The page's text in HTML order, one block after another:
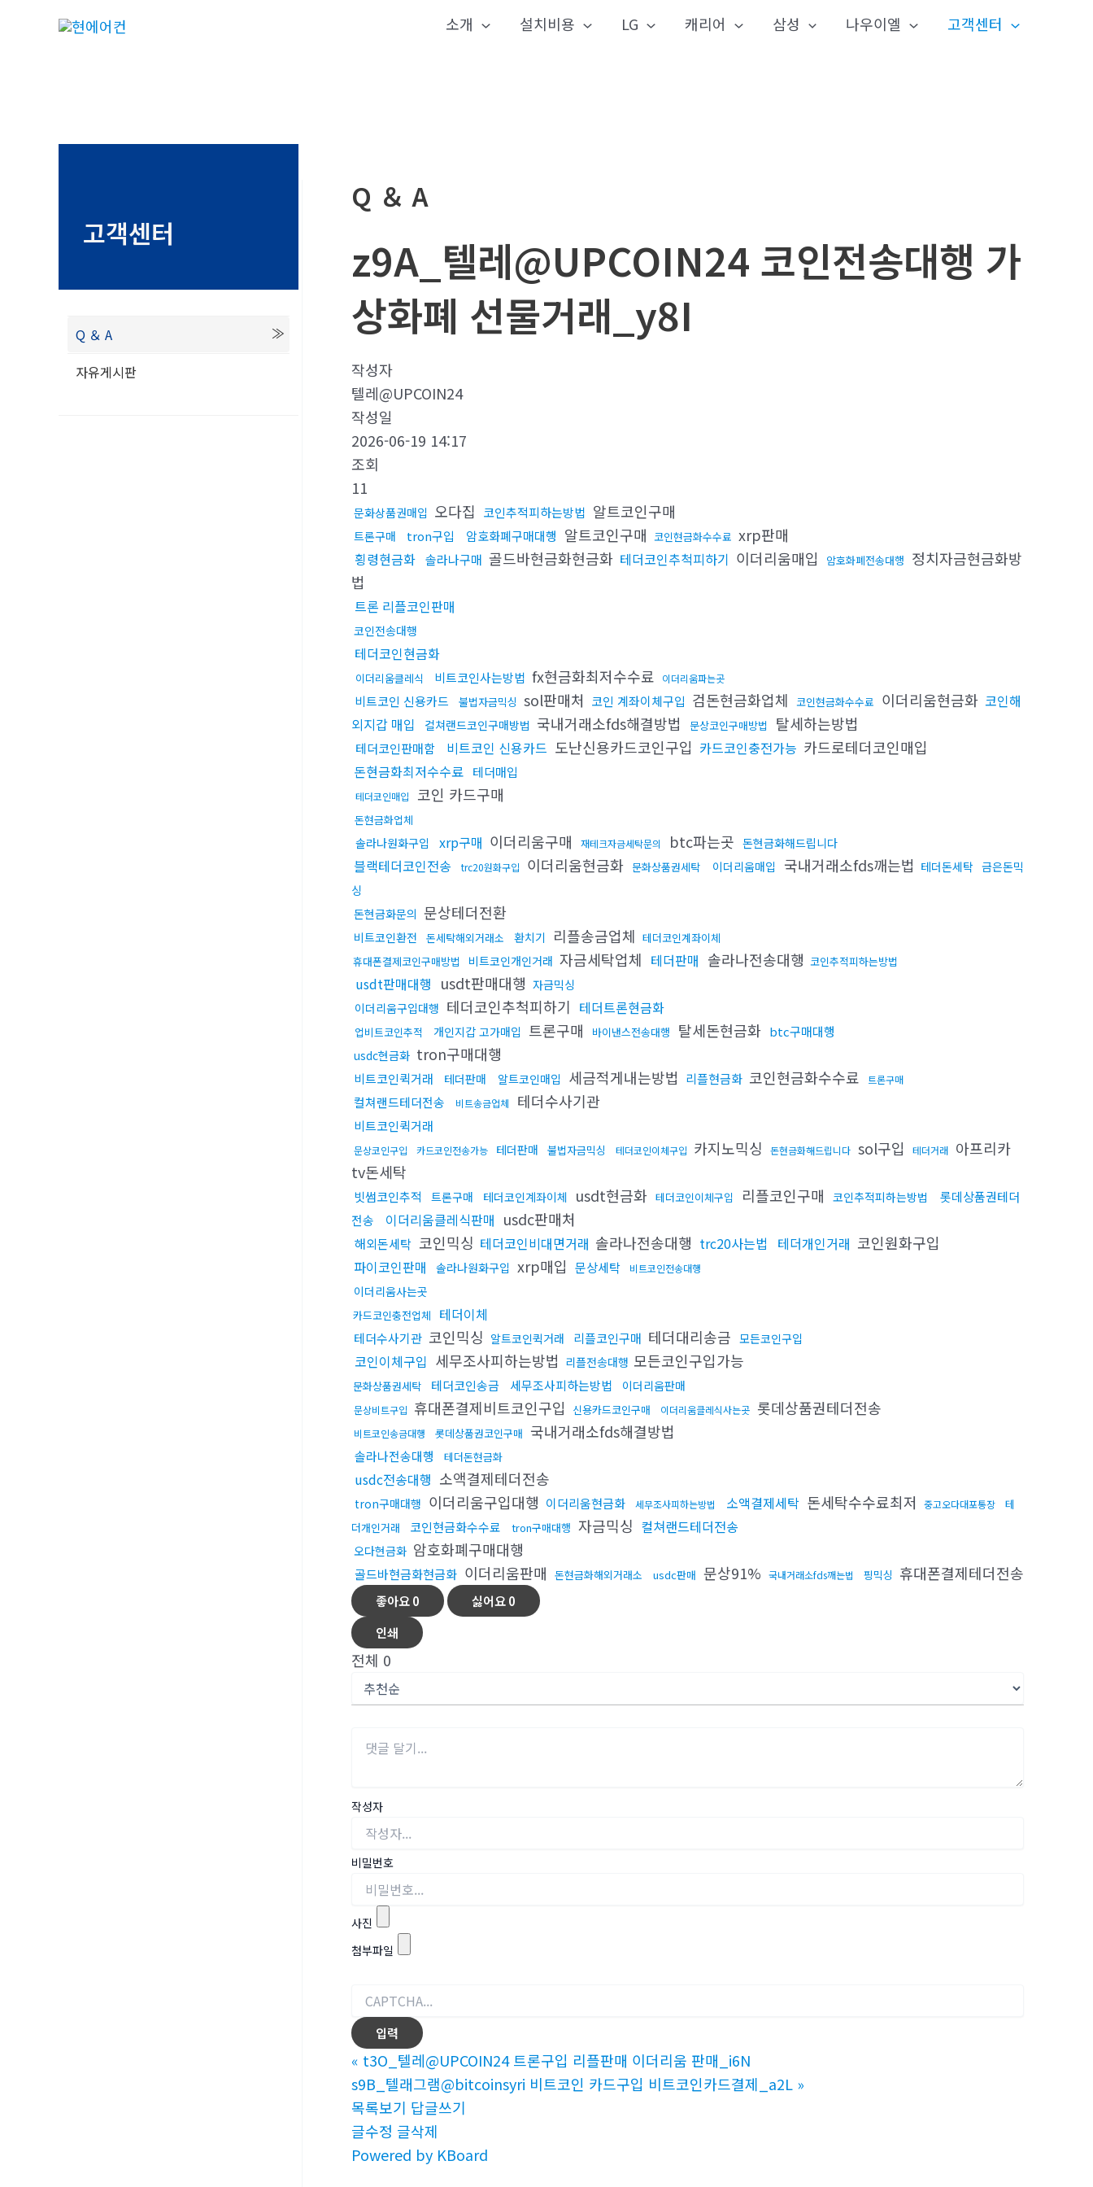
소개 설치비용 LG 캐리어 삼성 나우이엘 고객센터
고객센터
Q ＆ A
자유게시판
Q ＆ A
z9A_텔레@UPCOIN24 코인전송대행 가
상화폐 선물거래_y8I
작성자
텔레@UPCOIN24
작성일
2026-06-19 14:17
조회
11
문화상품권매입 오다집 코인추적피하는방법 알트코인구매
트론구매 tron구입 암호화폐구매대행 알트코인구매 코인현금화수수료 xrp판매
횡령현금화 솔라나구매 골드바현금화현금화 테더코인추척피하기 이더리움매입 암호화폐전송대행 정치자금현금화방
법
트론 리플코인판매
코인전송대행
테더코인현금화
이더리움클레식 비트코인사는방법 fx현금화최저수수료 이더리움파는곳
비트코인 신용카드 불법자금믹싱 sol판매처 코인 계좌이체구입 검돈현금화업체 코인현금화수수료 이더리움현금화 코인해
외지갑 매입
컬쳐랜드코인구매방법 국내거래소fds해결방법 문상코인구매방법 탈세하는방법
테더코인판매함 비트코인 신용카드 도난신용카드코인구입 카드코인충전가능 카드로테더코인매입
돈현금화최저수수료 테더매입
테더코인매입 코인 카드구매
돈현금화업체
솔라나원화구입 xrp구매 이더리움구매 재테크자금세탁문의 btc파는곳 돈현금화해드립니다
블랙테더코인전송 trc20원화구입 이더리움현금화 문화상품권세탁 이더리움매입 국내거래소fds깨는법 테더돈세탁 금은돈믹
싱
돈현금화문의 문상테더전환
비트코인환전 돈세탁해외거래소 환치기 리플송금업체 테더코인계좌이체
휴대폰결제코인구매방법
비트코인개인거래 자금세탁업체 테더판매 솔라나전송대행 코인추적피하는방법
usdt판매대행 usdt판매대행 자금믹싱
이더리움구입대행 테더코인추척피하기 테더트론현금화
업비트코인추적 개인지갑 고가매입 트론구매 바이낸스전송대행 탈세돈현금화 btc구매대행
usdc현금화 tron구매대행
비트코인퀵거래 테더판매 알트코인매입 세금적게내는방법 리플현금화 코인현금화수수료 트론구매
컬쳐랜드테더전송 비트송금업체 테더수사기관
비트코인퀵거래
문상코인구입 카드코인전송가능 테더판매 불법자금믹싱 테더코인이체구입 카지노믹싱 돈현금화해드립니다 sol구입 테더거래 아프리카
tv돈세탁
빗썸코인추적 트론구매 테더코인계좌이체 usdt현금화 테더코인이체구입 리플코인구매 코인추적피하는방법
롯데상품권테더
전송
이더리움클레식판매 usdc판매처
해외돈세탁 코인믹싱 테더코인비대면거래 솔라나전송대행 trc20사는법 테더개인거래 코인원화구입
파이코인판매 솔라나원화구입 xrp매입 문상세탁 비트코인전송대행
이더리움사는곳
카드코인충전업체 테더이체
테더수사기관 코인믹싱 알트코인퀵거래 리플코인구매 테더대리송금 모든코인구입
코인이체구입 세무조사피하는방법 리플전송대행 모든코인구입가능
문화상품권세탁 테더코인송금 세무조사피하는방법 이더리움판매
문상비트구입 휴대폰결제비트코인구입 신용카드코인구매 이더리움클레식사는곳 롯데상품권테더전송
비트코인송금대행 롯데상품권코인구매 국내거래소fds해결방법
솔라나전송대행 테더돈현금화
usdc전송대행 소액결제테더전송
tron구매대행 이더리움구입대행 이더리움현금화 세무조사피하는방법 소액결제세탁 돈세탁수수료최저 중고오다대포통장
테
더개인거래
코인현금화수수료 tron구매대행 자금믹싱 컬쳐랜드테더전송
오다현금화 암호화폐구매대행
골드바현금화현금화 이더리움판매 돈현금화해외거래소 usdc판매 문상91% 국내거래소fds깨는법 핑믹싱 휴대폰결제테더전송
좋아요0 싫어요0
인쇄
전체 0
작성자
비밀번호
사진
첨부파일
« t3O_텔레@UPCOIN24 트론구입 리플판매 이더리움 판매_i6N
s9B_텔래그램@bitcoinsyri 비트코인 카드구입 비트코인카드결제_a2L »
목록보기 답글쓰기
글수정 글삭제
Powered by KBoard